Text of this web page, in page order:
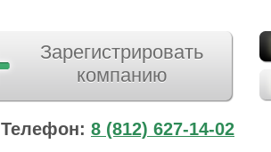
Зарегистрировать
компанию
Телефон: 8 (812) 627-14-02